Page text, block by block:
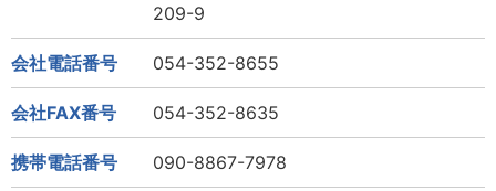
209-9
会社電話番号 054-352-8655
会社FAX番号 054-352-8635
携帯電話番号 090-8867-7978